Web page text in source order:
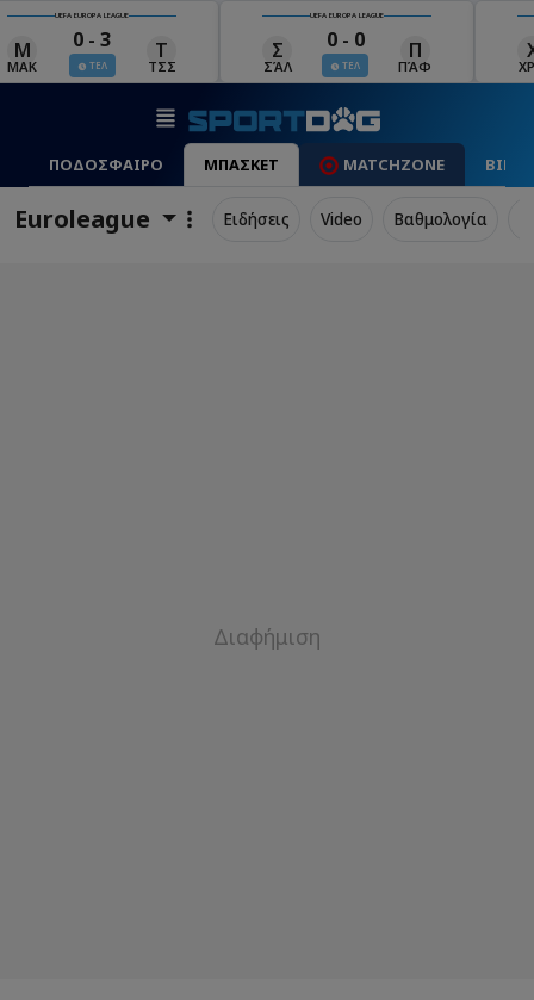
UEFA EUROPA LEAGUE
Σ 0 - 0
ΤΕΛ ΠΆΦ
UEFA EUROPA LEAGUE
ΧΡΆ
0 - 1
ΤΕΛ
Μ
ΜΠΕ ΛΊΝ
ΠΟΔΟΣΦΑΙΡΟ ΜΠΑΣΚΕΤ MATCHZONE
Euroleague Ειδήσεις Video Βαθμολογία